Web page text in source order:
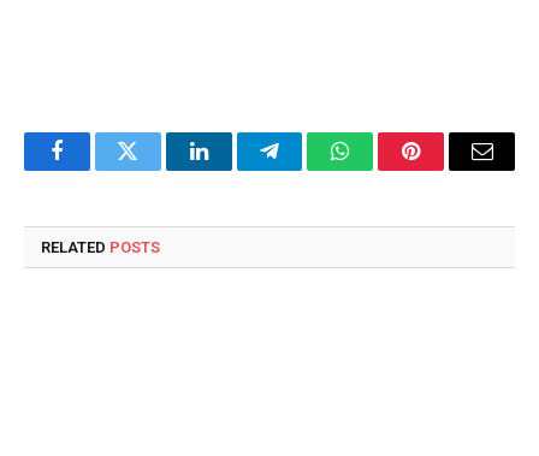
FacebookTwitter LinkedInTelegramWhatsAppPinterestEmail
RELATED POSTS